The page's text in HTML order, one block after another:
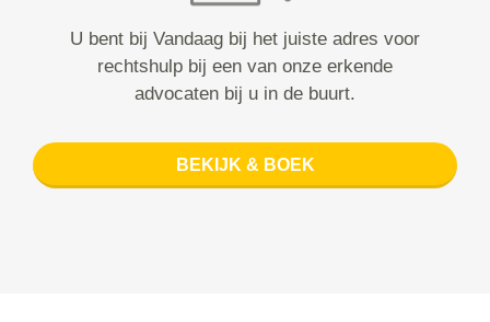
U bent bij Vandaag bij het juiste adres voor
rechtshulp bij een van onze erkende
advocaten bij u in de buurt.
BEKIJK & BOEK